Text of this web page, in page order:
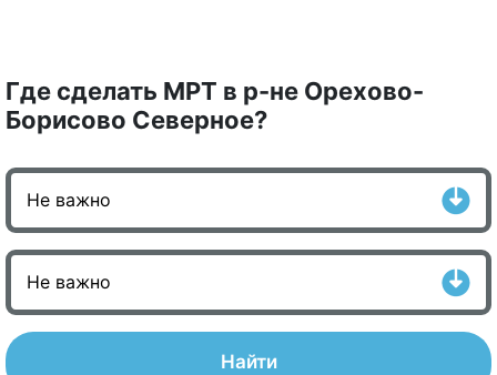
Где сделать МРТ в р-не Орехово-
Борисово Северное?
Найти